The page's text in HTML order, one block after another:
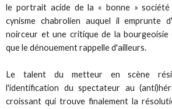
le portrait acide de la « bonne » société
cynisme chabrolien auquel il emprunte
noirceur et une critique de la
que le dénouement rappelle d'ailleurs.
Le talent du metteur en scène
l'identification du spectateur au
croissant qui trouve finalement la